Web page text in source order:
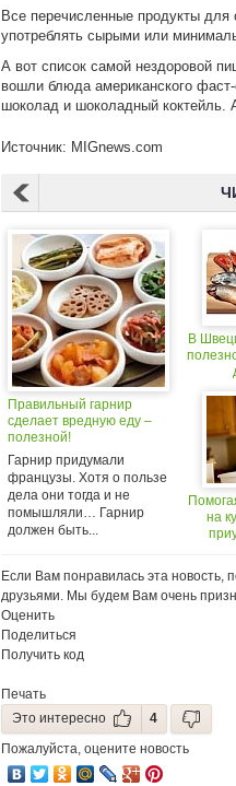
Все перечисленные продукты для
употреблять сырыми или
А вот список самой нездоровой
вошли блюда американского
шоколад и шоколадный
Источник: MIGnews.com
Правильный гарнир
сделает вредную еду –
полезной!
Гарнир придумали
французы. Хотя о пользе
дела они тогда и не
помышляли… Гарнир
должен быть...
В
на
Если Вам понравилась эта новость,
друзьями. Мы будем Вам очень
Оценить
Поделиться
Получить код
Печать
Это интересно
4
Пожалуйста, оцените новость